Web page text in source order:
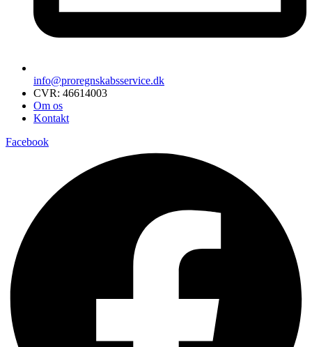
info@proregnskabsservice.dk
CVR: 46614003
Om os
Kontakt
Facebook